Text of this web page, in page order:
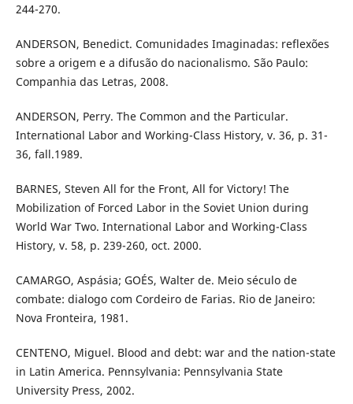
244-270.
ANDERSON, Benedict. Comunidades Imaginadas: reflexões
sobre a origem e a difusão do nacionalismo. São Paulo:
Companhia das Letras, 2008.
ANDERSON, Perry. The Common and the Particular.
International Labor and Working-Class History, v. 36, p. 31-
36, fall.1989.
BARNES, Steven All for the Front, All for Victory! The
Mobilization of Forced Labor in the Soviet Union during
World War Two. International Labor and Working-Class
History, v. 58, p. 239-260, oct. 2000.
CAMARGO, Aspásia; GOÉS, Walter de. Meio século de
combate: dialogo com Cordeiro de Farias. Rio de Janeiro:
Nova Fronteira, 1981.
CENTENO, Miguel. Blood and debt: war and the nation-state
in Latin America. Pennsylvania: Pennsylvania State
University Press, 2002.